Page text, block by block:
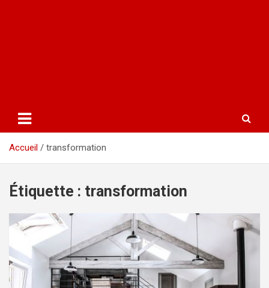
Accueil transformation
Étiquette : transformation